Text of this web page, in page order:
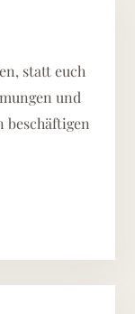
statt euch
und
beschäftigen
anzeigen